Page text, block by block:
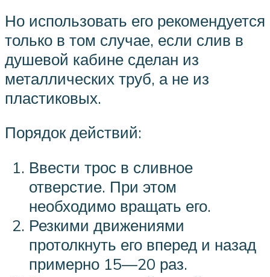
Но использовать его рекомендуется
только в том случае, если слив в
душевой кабине сделан из
металлических труб, а не из
пластиковых.
Порядок действий:
Ввести трос в сливное
отверстие. При этом
необходимо вращать его.
Резкими движениями
протолкнуть его вперед и назад
примерно 15—20 раз.